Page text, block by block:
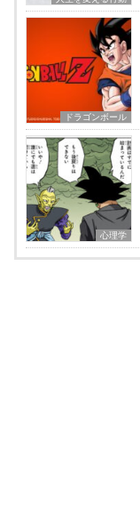
ドラゴンボール
心理学